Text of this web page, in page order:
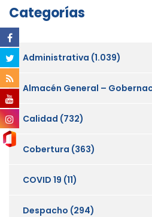
Categorías
Administrativa (1.039)
Almacén General –
Calidad (732)
Cobertura (363)
COVID 19 (11)
Despacho (294)